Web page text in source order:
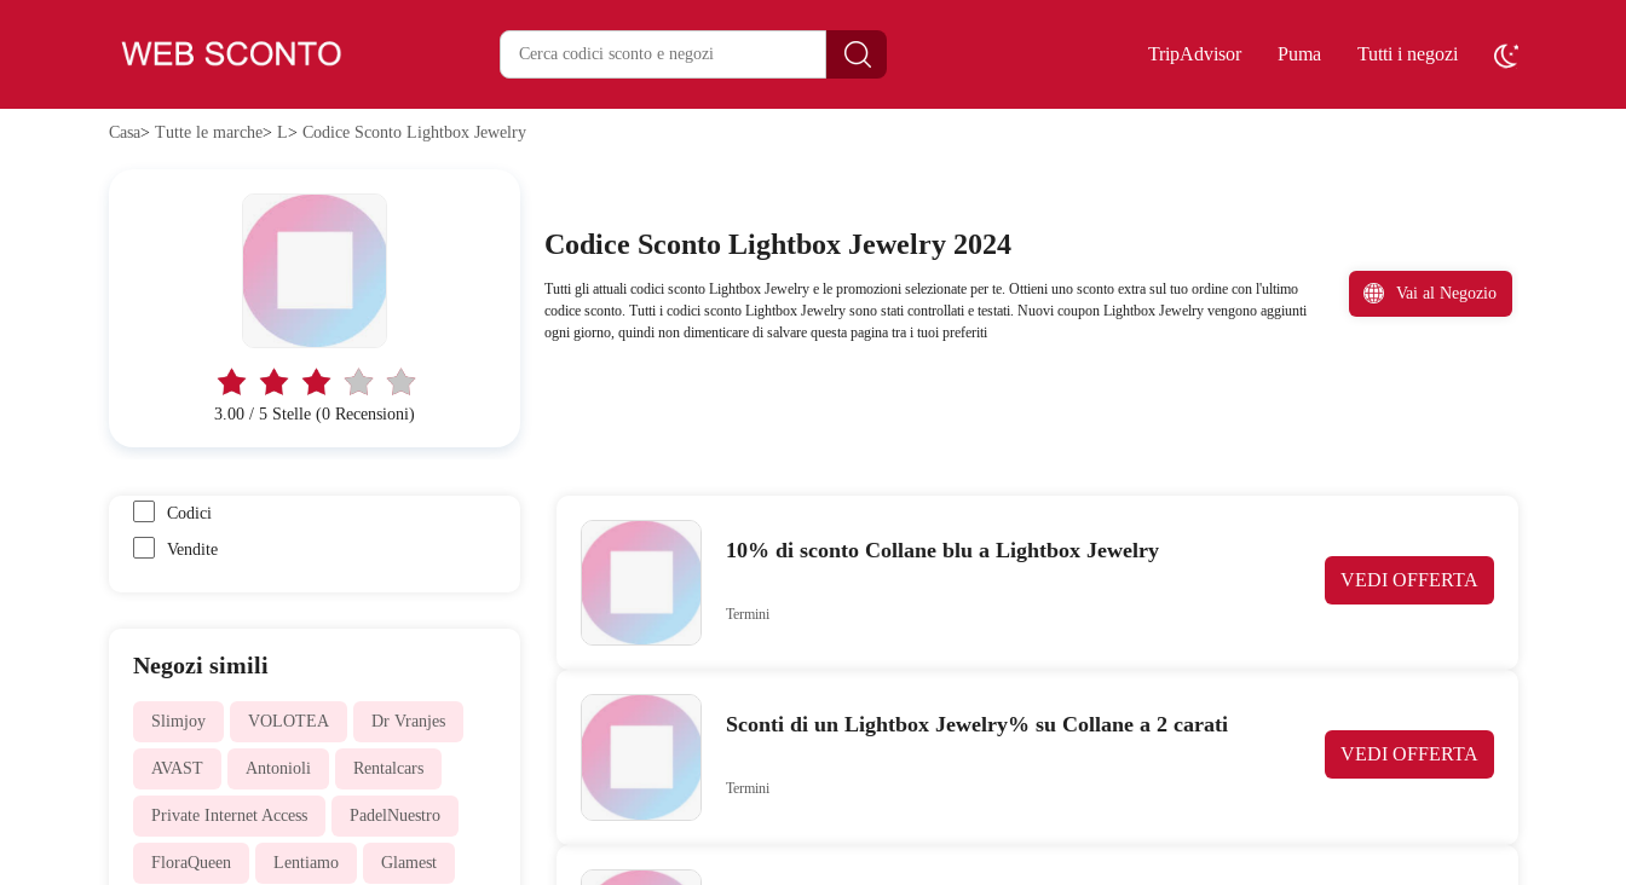
TripAdvisor Puma Tutti i negozi
Casa> Tutte le marche> L> Codice Sconto Lightbox Jewelry
3.00 / 5 Stelle (0 Recensioni)
Codice Sconto Lightbox Jewelry 2024
Tutti gli attuali codici sconto Lightbox Jewelry e le promozioni selezionate per te. Ottieni uno sconto extra sul tuo ordine con l'ultimo
codice sconto. Tutti i codici sconto Lightbox Jewelry sono stati controllati e testati. Nuovi coupon Lightbox Jewelry vengono aggiunti
ogni giorno, quindi non dimenticare di salvare questa pagina tra i tuoi preferiti
Vai al Negozio
Codici
Vendite
Negozi simili
Slimjoy VOLOTEA Dr Vranjes
AVAST Antonioli Rentalcars
Private Internet Access PadelNuestro
FloraQueen Lentiamo Glamest
10% di sconto Collane blu a Lightbox Jewelry
VEDI OFFERTA
Termini
Sconti di un Lightbox Jewelry% su Collane a 2 carati
VEDI OFFERTA
Termini